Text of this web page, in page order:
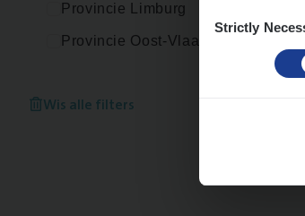
Selection
Strictly
Provincie Limburg
Provincie Oost-Vlaanderen
Wis alle filters